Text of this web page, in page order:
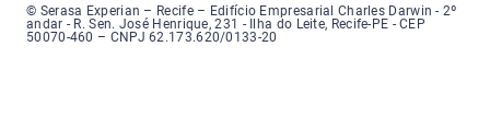
Serasa Experian - Recife, Endereço: Edifício Empresarial Charles Darwin,
© Serasa Experian – Recife – Edifício Empresarial Charles Darwin - 2º
andar - R. Sen. José Henrique, 231 - Ilha do Leite, Recife-PE - CEP
50070-460 – CNPJ 62.173.620/0133-20